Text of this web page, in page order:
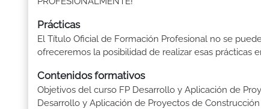
Prácticas
El Título Oficial de Formación Profesional no se
ofreceremos la posibilidad de realizar esas prácticas
Contenidos formativos
Objetivos del curso FP Desarrollo y Aplicación de
Desarrollo y Aplicación de Proyectos de